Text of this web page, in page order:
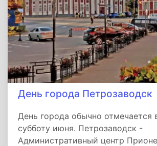
День города Петрозаводск
День города обычно отмечается
субботу июня. Петрозаводск -
Административный центр